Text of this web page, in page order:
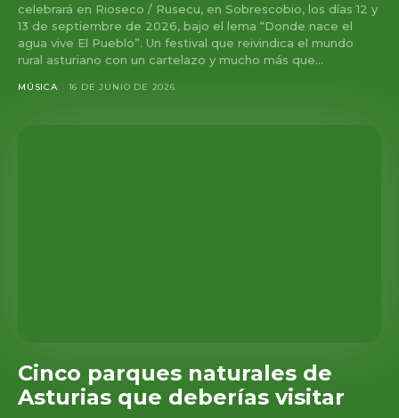
celebrará en Rioseco / Rusecu, en Sobrescobio, los días 12 y
13 de septiembre de 2026, bajo el lema “Donde nace el
agua vive El Pueblo”. Un festival que reivindica el mundo
rural asturiano con un cartelazo y mucho más que...
MÚSICA 16 DE JUNIO DE 2026
Cinco parques naturales de
Asturias que deberías visitar